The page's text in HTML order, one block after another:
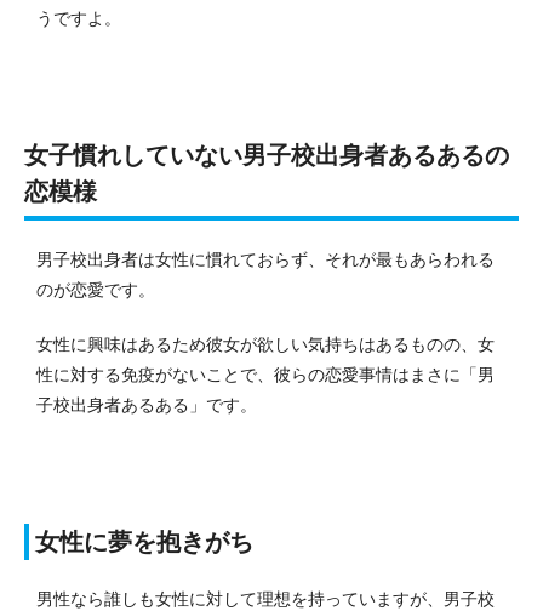
うですよ。
女子慣れしていない男子校出身者あるあるの
恋模様
男子校出身者は女性に慣れておらず、それが最もあらわれる
のが恋愛です。
女性に興味はあるため彼女が欲しい気持ちはあるものの、女
性に対する免疫がないことで、彼らの恋愛事情はまさに「男
子校出身者あるある」です。
女性に夢を抱きがち
男性なら誰しも女性に対して理想を持っていますが、男子校